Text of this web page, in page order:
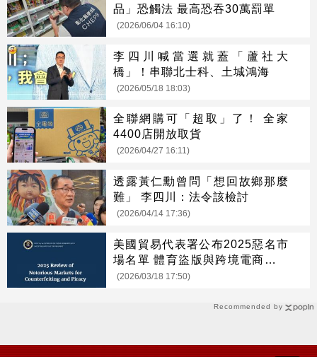
Recommended by
品」恐觸法 最高恐吞30萬罰單
(2026/06/04 16:10)
李四川喊當選就蓋「蘆社大
橋」！串聯北士科、土城鴻海
(2026/05/18 18:03)
全聯網購可「超取」了！ 全家
4400店開放取貨
(2026/04/27 16:11)
透露黃仁勳曾問「想回故鄉那麼
難」 李四川：法令該檢討
(2026/04/14 17:36)
美國貿易代表署公布2025惡名市
場名單 體育盜版與跨境電商侵權
成焦點
(2026/03/18 17:50)